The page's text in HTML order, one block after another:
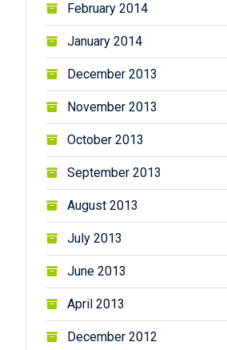
February 2014
January 2014
December 2013
November 2013
October 2013
September 2013
August 2013
July 2013
June 2013
April 2013
December 2012